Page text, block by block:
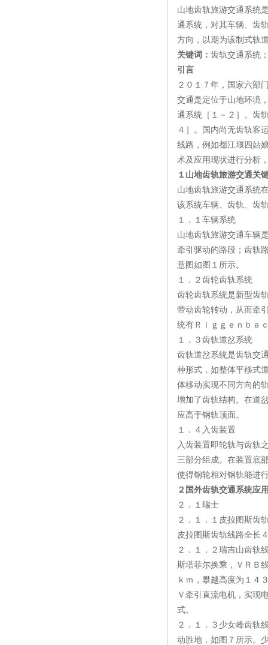
山地齿轨旅游交通系统
通系统，对其车辆、齿
方向，以期为该制式轨
关键词： 齿轨交通系统
引言
２０１７年，国家六部
交通是定位于山地环境
通系统［１－２］。齿
４］。国内尚无齿轨客
线路，例如都江堰四姑
术及应用现状进行分析
１山地齿轨旅游交通关
山地齿轨旅游交通系统
该系统车辆、齿轨、齿
１．１车辆系统
山地齿轨旅游交通车辆
牵引驱动的路段；齿轨
意图如图１所示。
１．２齿轮齿轨系统
齿轮齿轨系统是新型齿
带动齿轮转动，从而牵
统有Ｒｉｇｇｅｎｂａ
１．３齿轨道岔系统
齿轨道岔系统是齿轨交
种形式，如整体平移式
体移动实现不同方向的
增加了齿轨结构。在道
应高于钢轨顶面。
１．４入齿装置
入齿装置即轮轨与齿轨
三部分组成。在装置底
使得钢轮相对钢轨能进
２国外齿轨交通系统应
２．１瑞士
２．１．１皮拉图斯齿
皮拉图斯齿轨线路全长
２．１．２瑞吉山齿轨
斯塔菲尔换乘，ＶＲＢ
ｋｍ，攀越高度为１４
Ｖ牵引直流电机，实现
式。
２．１．３少女峰齿轨
动胜地，如图７所示。